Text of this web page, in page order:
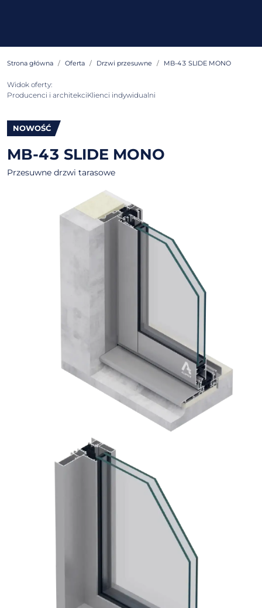
Strona główna Oferta Drzwi przesuwne MB-43 SLIDE MONO
Widok oferty:
Producenci i architekciKlienci indywidualni
NOWOŚĆ
MB-43 SLIDE MONO
Przesuwne drzwi tarasowe